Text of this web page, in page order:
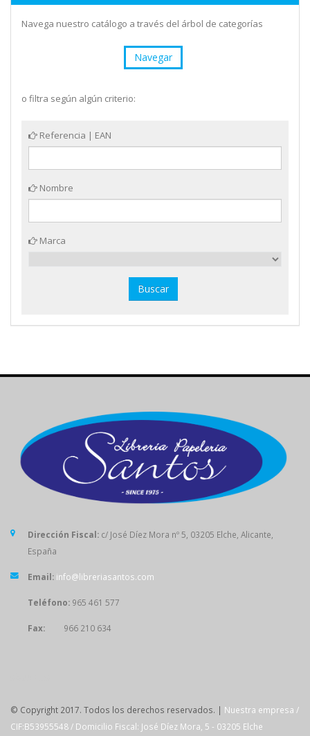
Navega nuestro catálogo a través del árbol de categorías
Navegar
o filtra según algún criterio:
Referencia | EAN
Nombre
Marca
Dirección Fiscal: c/ José Díez Mora nº 5, 03205 Elche, Alicante,
España
Email: info@libreriasantos.com
Teléfono: 965 461 577
Fax: 966 210 634
© Copyright 2017. Todos los derechos reservados. | Nuestra empresa /
CIF:B53955548 / Domicilio Fiscal: José Díez Mora, 5 - 03205 Elche